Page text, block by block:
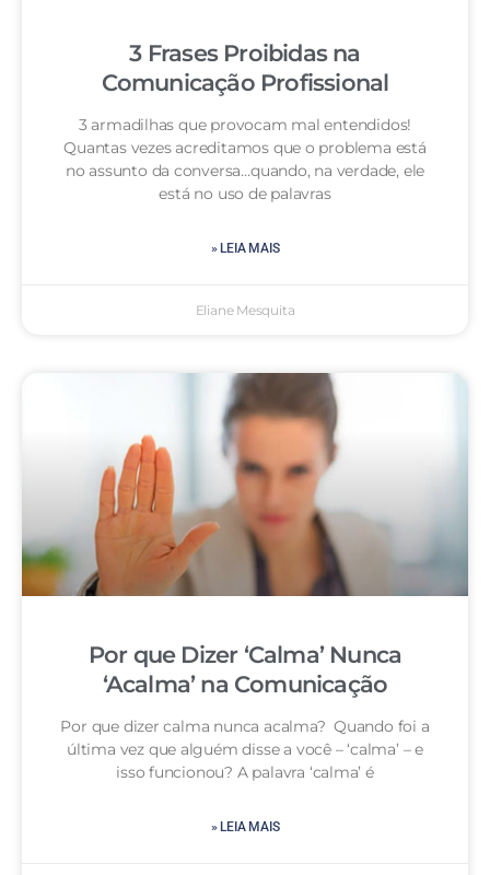
3 Frases Proibidas na
Comunicação Profissional
3 armadilhas que provocam mal entendidos!
Quantas vezes acreditamos que o problema está
no assunto da conversa…quando, na verdade, ele
está no uso de palavras
» LEIA MAIS
Eliane Mesquita
Por que Dizer ‘Calma’ Nunca
‘Acalma’ na Comunicação
Por que dizer calma nunca acalma? Quando foi a
última vez que alguém disse a você – ‘calma’ – e
isso funcionou? A palavra ‘calma’ é
» LEIA MAIS